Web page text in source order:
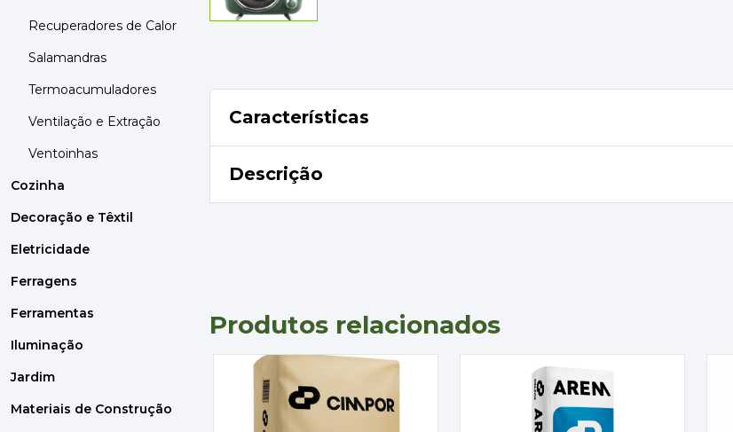
Recuperadores de Calor
Salamandras
Termoacumuladores
Ventilação e Extração
Ventoinhas
Cozinha
Decoração e Têxtil
Eletricidade
Ferragens
Ferramentas
Iluminação
Jardim
Materiais de Construção
Características
Descrição
Produtos relacionados